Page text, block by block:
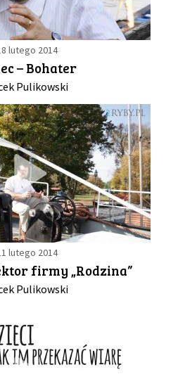
lutego 2014
– Bohater
Pulikowski
lutego 2014
firmy „Rodzina”
Pulikowski